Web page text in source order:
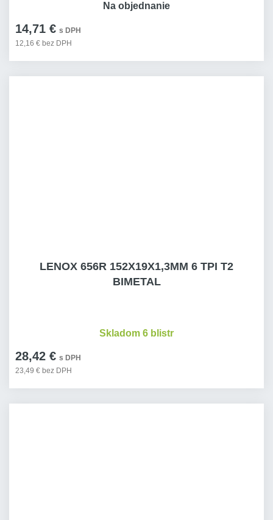
14,71 € s DPH
12,16 € bez DPH
Na objednanie
LENOX 656R 152X19X1,3MM 6 TPI T2
BIMETAL
28,42 € s DPH
23,49 € bez DPH
Skladom 6 blistr